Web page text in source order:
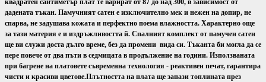
квадратен сантиметър плат те варират от 87 до над 300, в зависимост от
дадената тъкан. Памучният сатен е изключително мек и нежен на допир, не
спарва, не задушава кожата и перфектно поема влажността. Характерно още
за тази материя е и издръжливостта й. Спалният комплект от памучен сатен
ще ви служи доста дълго време, без да промени вида си. Тъканта би могла да се
пере повече от два пъти в седмицата в продължение на години. Използваната
при багрене на платовете съвременна технология - реактивен печат, гарантира
чисти и красиви цветове.Плътността на плата ще запази топлината през